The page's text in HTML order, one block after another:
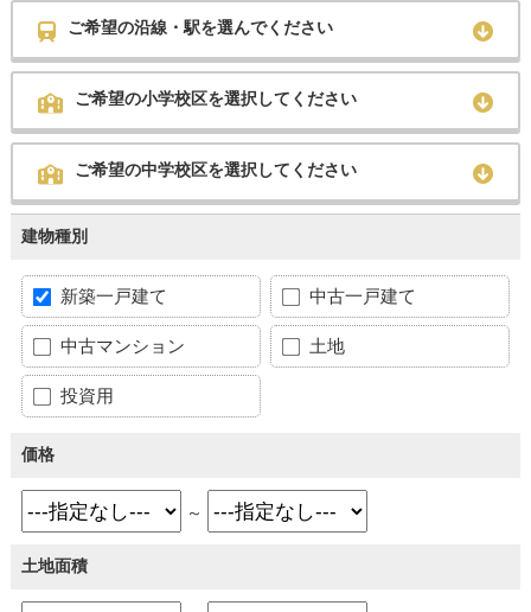
ご希望の沿線・駅を選んでください
ご希望の小学校区を選択してください
ご希望の中学校区を選択してください
建物種別
新築一戸建て 中古一戸建て
中古マンション 土地
投資用
価格
～
土地面積